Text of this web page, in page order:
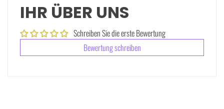
IHR ÜBER UNS
Schreiben Sie die erste Bewertung
Bewertung schreiben